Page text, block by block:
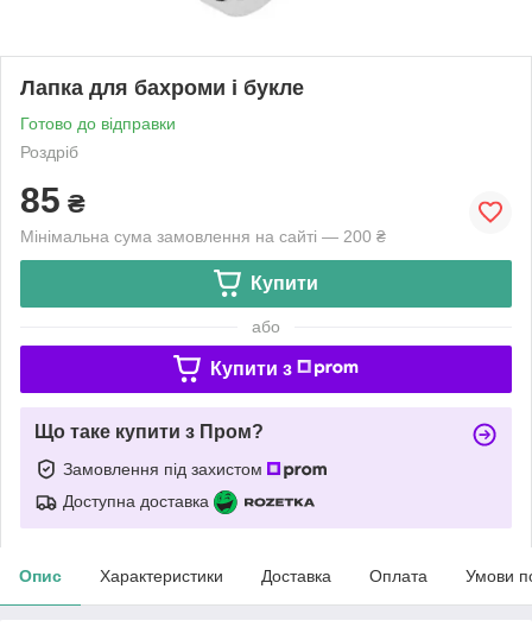
Лапка для бахроми і букле
Готово до відправки
Роздріб
85 ₴
Мінімальна сума замовлення на сайті — 200 ₴
Купити
або
Купити з
Що таке купити з Пром?
Замовлення під захистом
Доступна доставка
Опис Характеристики Доставка Оплата Умови